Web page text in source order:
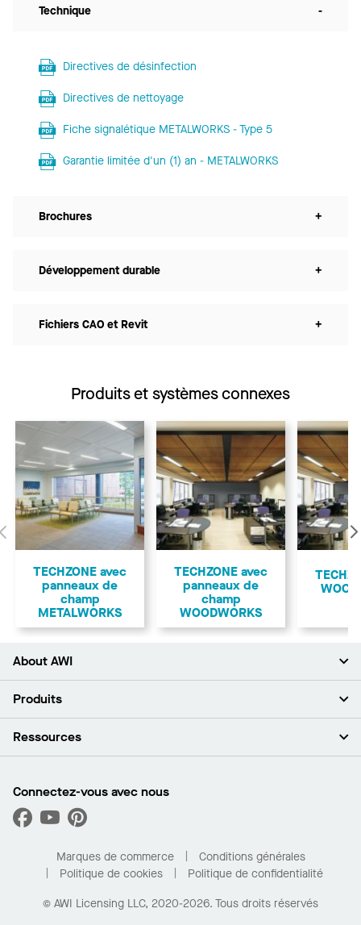
Technique -
Directives de désinfection
Directives de nettoyage
Fiche signalétique METALWORKS - Type 5
Garantie limitée d'un (1) an - METALWORKS
Brochures +
Développement durable +
Fichiers CAO et Revit +
Produits et systèmes connexes
Précédent
TECHZONE avec
panneaux de
champ
METALWORKS
TECHZONE avec
panneaux de
champ
WOODWORKS
About AWI
À propos de nous
Espace presse
Quelles sont mes options d’achat?
Produits
Plafonds
Capacités sur mesure
Performance
Ressources
Trouver un distributeur
Trouver un distributeur
Pour la maison
Connectez-vous avec nous
Marques de commerce
Conditions générales
Politique de cookies
Politique de confidentialité
© AWI Licensing LLC, 2020-2026. Tous droits réservés